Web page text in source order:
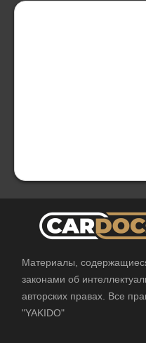
Материалы,
законами об
авторских правах. Все
"YAKIDO"